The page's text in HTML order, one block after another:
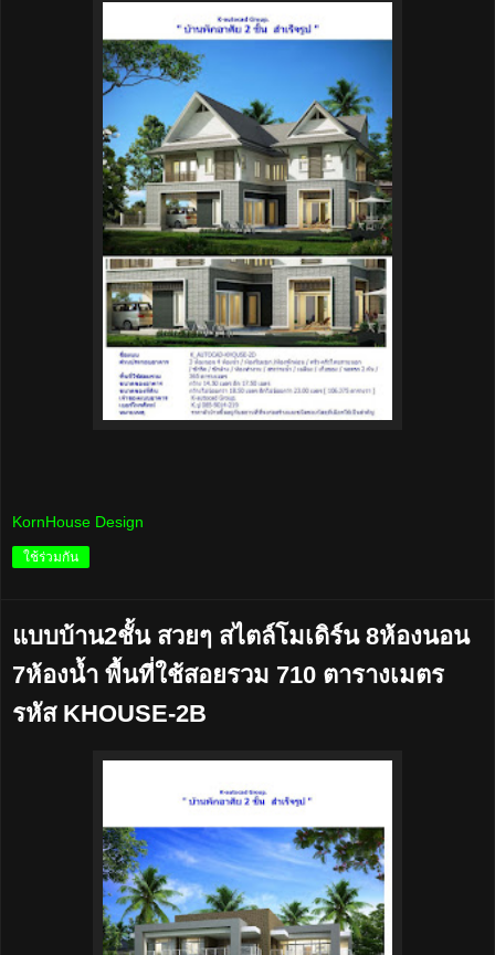
KornHouse Design
ใช้ร่วมกัน
แบบบ้าน2ชั้น สวยๆ สไตล์โมเดิร์น 8ห้องนอน
7ห้องน้ำ พื้นที่ใช้สอยรวม 710 ตารางเมตร
รหัส KHOUSE-2B